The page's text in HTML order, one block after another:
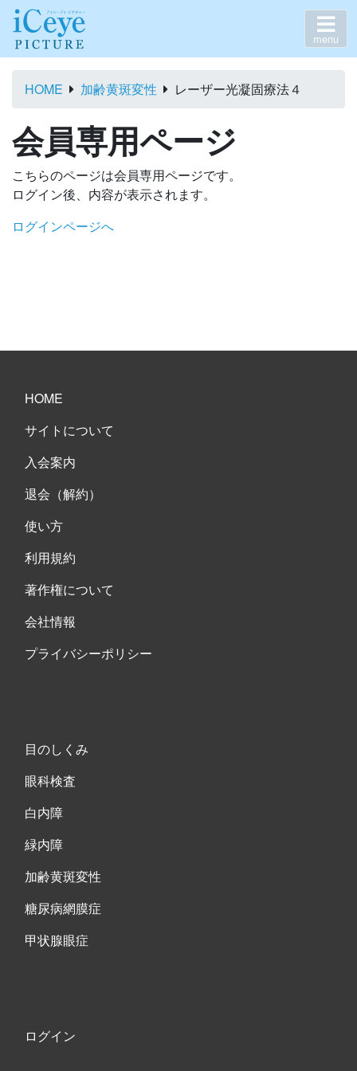
menu
HOME 加齢黄斑変性 レーザー光凝固療法４
会員専用ページ
こちらのページは会員専用ページです。
ログイン後、内容が表示されます。
ログインページへ
HOME
サイトについて
入会案内
退会（解約）
使い方
利用規約
著作権について
会社情報
プライバシーポリシー
目のしくみ
眼科検査
白内障
緑内障
加齢黄斑変性
糖尿病網膜症
甲状腺眼症
ログイン